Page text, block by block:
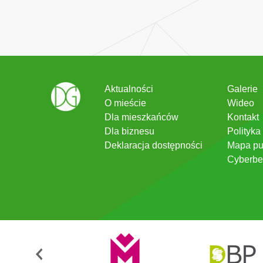
Aktualności
O mieście
Dla mieszkańców
Dla biznesu
Deklaracja dostępności
Galerie
Wideo
Kontakt
Mapa